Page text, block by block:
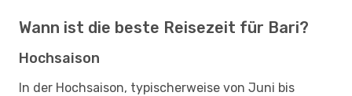
Wann ist die beste Reisezeit für Bari?
Hochsaison
In der Hochsaison, typischerweise von Juni bis